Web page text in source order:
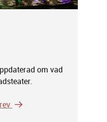
om vad